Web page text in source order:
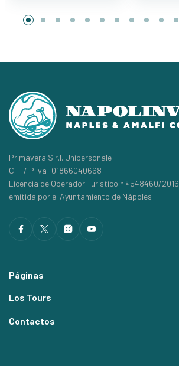
Primavera S.r.l. Unipersonale
C.F. / P.Iva: 01866040668
Licencia de Operador Turístico n.º 548460/2016
emitida por el Ayuntamiento de Nápoles
Páginas
Los Tours
Contactos